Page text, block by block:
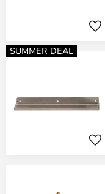
SUMMER DEAL